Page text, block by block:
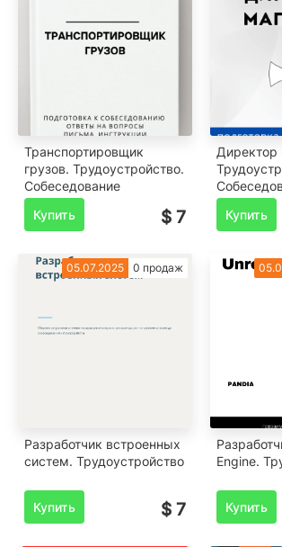
Транспортировщик
грузов. Трудоустройство.
Собеседование
Купить
$ 7
Директор
Купить
05.07.2025 0 продаж
Разработчик встроенных
систем. Трудоустройство
Купить $ 7
Engine.
Купить